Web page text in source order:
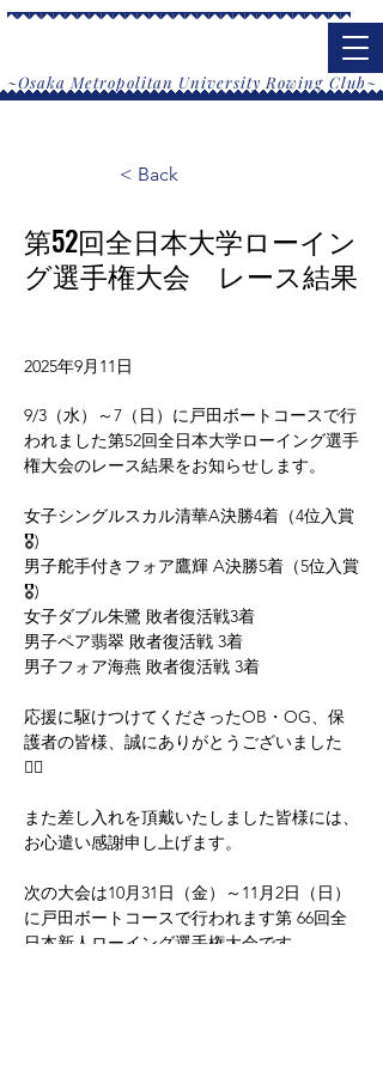
​~Osaka Metropolitan University Rowing Club~
< Back
第52回全日本大学ローイン
グ選手権大会 レース結果
2025年9月11日
9/3（水）～7（日）に戸田ボートコースで行
われました第52回全日本大学ローイング選手
権大会のレース結果をお知らせします。
女子シングルスカル清華A決勝4着（4位入賞
🎖️)
男子舵手付きフォア鷹輝 A決勝5着（5位入賞
🎖️)
女子ダブル朱鷺 敗者復活戦3着
男子ペア翡翠 敗者復活戦 3着
男子フォア海燕 敗者復活戦 3着
応援に駆けつけてくださったOB・OG、保
護者の皆様、誠にありがとうございました
🙇‍♂️
また差し入れを頂戴いたしました皆様には、
お心遣い感謝申し上げます。
次の大会は10月31日（金）～11月2日（日）
に戸田ボートコースで行われます第 66回全
日本新人ローイング選手権大会です。